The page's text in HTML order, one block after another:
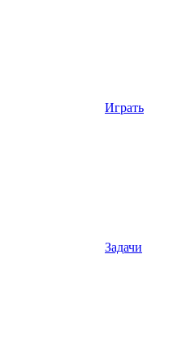
Играть
Задачи